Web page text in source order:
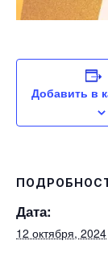
Добавить в
Дата:
12 октября, 2024